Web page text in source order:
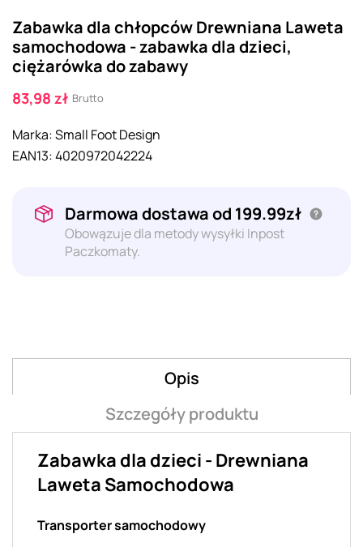
Zabawka dla chłopców Drewniana Laweta
samochodowa - zabawka dla dzieci,
ciężarówka do zabawy
83,98 zł Brutto
Marka:Small Foot Design
EAN13:4020972042224
Darmowa dostawa od 199.99zł
Obowązuje dla metody wysyłki Inpost
Paczkomaty.
Opis
Szczegóły produktu
Zabawka dla dzieci - Drewniana
Laweta Samochodowa
Transporter samochodowy